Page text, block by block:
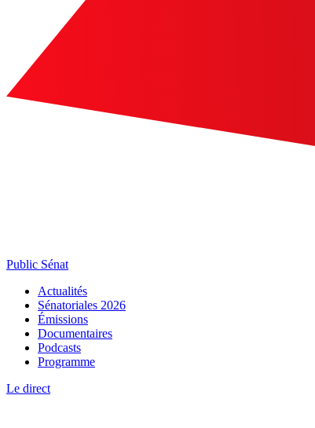
Public Sénat
Actualités
Sénatoriales 2026
Émissions
Documentaires
Podcasts
Programme
Le direct